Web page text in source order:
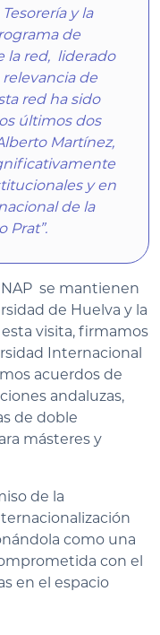
y la
de
la red, liderado
de
red ha sido
últimos dos
Martínez,
y en
de la
Prat”.
se mantienen
de Huelva y la
visita, firmamos
Internacional
acuerdos de
andaluzas,
de doble
másteres y
de la
como una
con el
en el espacio